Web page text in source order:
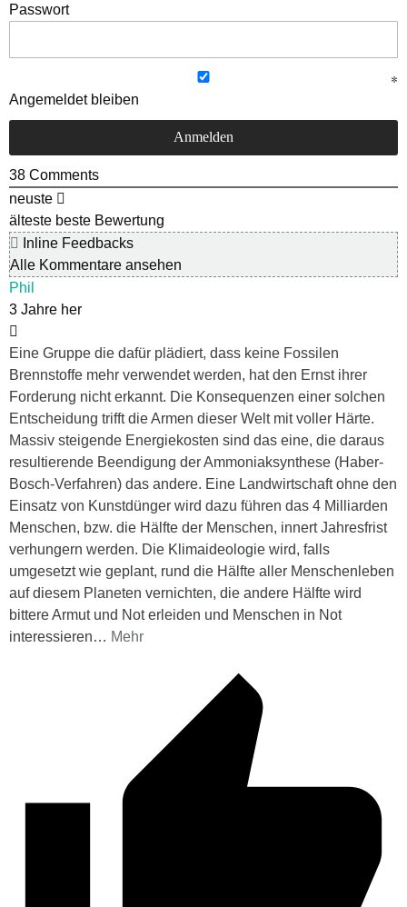
Passwort
Angemeldet bleiben
38 Comments
neuste
älteste beste Bewertung
Inline Feedbacks
Alle Kommentare ansehen
Phil
3 Jahre her
Eine Gruppe die dafür plädiert, dass keine Fossilen
Brennstoffe mehr verwendet werden, hat den Ernst ihrer
Forderung nicht erkannt. Die Konsequenzen einer solchen
Entscheidung trifft die Armen dieser Welt mit voller Härte.
Massiv steigende Energiekosten sind das eine, die daraus
resultierende Beendigung der Ammoniaksynthese (Haber-
Bosch-Verfahren) das andere. Eine Landwirtschaft ohne den
Einsatz von Kunstdünger wird dazu führen das 4 Milliarden
Menschen, bzw. die Hälfte der Menschen, innert Jahresfrist
verhungern werden. Die Klimaideologie wird, falls
umgesetzt wie geplant, rund die Hälfte aller Menschenleben
auf diesem Planeten vernichten, die andere Hälfte wird
bittere Armut und Not erleiden und Menschen in Not
interessieren… Mehr